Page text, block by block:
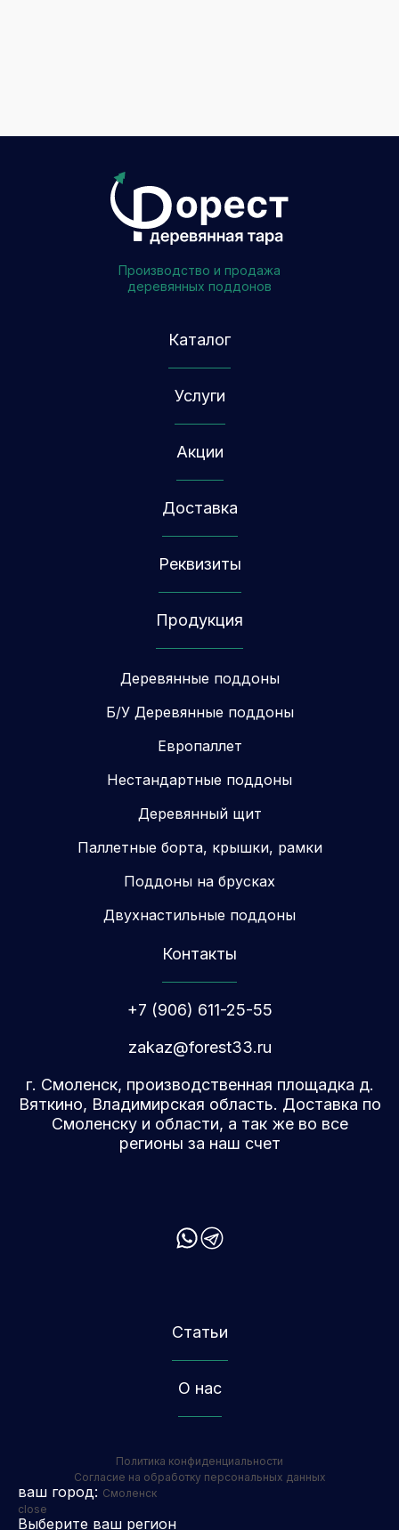
Производство и продажа
деревянных поддонов
Каталог
Услуги
Акции
Доставка
Реквизиты
Продукция
Деревянные поддоны
Б/У Деревянные поддоны
Европаллет
Нестандартные поддоны
Деревянный щит
Паллетные борта, крышки, рамки
Поддоны на брусках
Двухнастильные поддоны
Контакты
+7 (906) 611-25-55
zakaz@forest33.ru
г. Смоленск, производственная площадка д.
Вяткино, Владимирская область. Доставка по
Смоленску и области, а так же во все
регионы за наш счет
Статьи
О нас
Политика конфиденциальности
Согласие на обработку персональных данных
ваш город: Смоленск
close
Выберите ваш регион